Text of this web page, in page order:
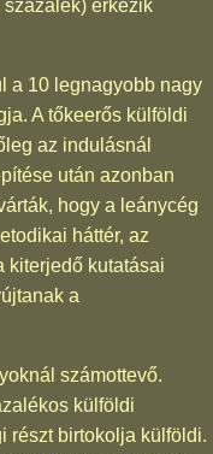
érkezik
a 10 legnagyobb nagy
A tőkeerős külföldi
az indulásnál
után azonban
hogy a leánycég
háttér, az
kiterjedő kutatásai
a
számottevő.
külföldi
részt birtokolja külföldi.